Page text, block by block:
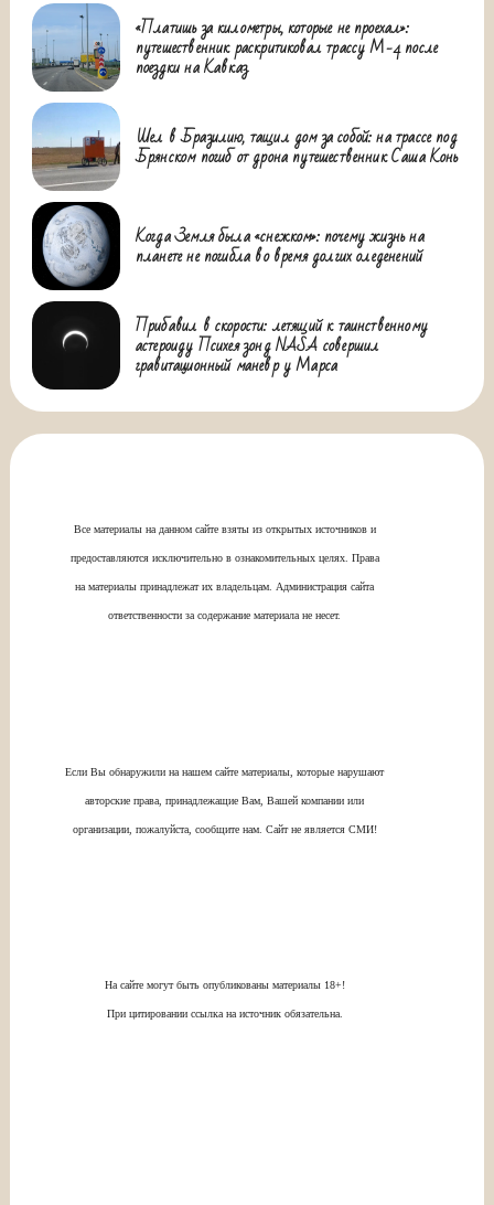
«Платишь за километры, которые не проехал»:
путешественник раскритиковал трассу М-4 после
поездки на Кавказ
Шел в Бразилию, тащил дом за собой: на трассе под
Брянском погиб от дрона путешественник Саша Конь
Когда Земля была «снежком»: почему жизнь на
планете не погибла во время долгих оледенений
Прибавил в скорости: летящий к таинственному
астероиду Психея зонд NASA совершил
гравитационный маневр у Марса
Все материалы на данном сайте взяты из открытых источников и
предоставляются исключительно в ознакомительных целях. Права
на материалы принадлежат их владельцам. Администрация сайта
ответственности за содержание материала не несет.
Если Вы обнаружили на нашем сайте материалы, которые нарушают
авторские права, принадлежащие Вам, Вашей компании или
организации, пожалуйста, сообщите нам. Сайт не является СМИ!
На сайте могут быть опубликованы материалы 18+!
При цитировании ссылка на источник обязательна.